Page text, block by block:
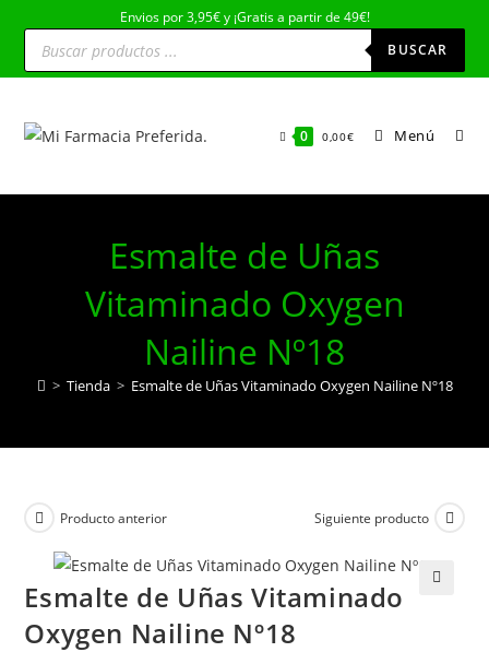
contenido
Envios por 3,95€ y ¡Gratis a partir de 49€!
Búsqueda
productos BUSCAR
0 0,00€ Menú
Esmalte de Uñas
Vitaminado Oxygen
Nailine Nº18
> Tienda > Esmalte de Uñas Vitaminado Oxygen Nailine Nº18
Producto anterior Siguiente producto
Esmalte de Uñas Vitaminado
Oxygen Nailine Nº18